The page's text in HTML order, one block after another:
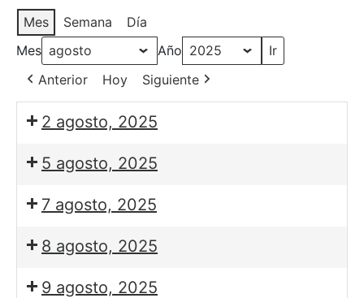
Mes
Semana
Día
Mes
Año
Anterior
Hoy Siguiente
2 agosto, 2025
5 agosto, 2025
7 agosto, 2025
8 agosto, 2025
9 agosto, 2025